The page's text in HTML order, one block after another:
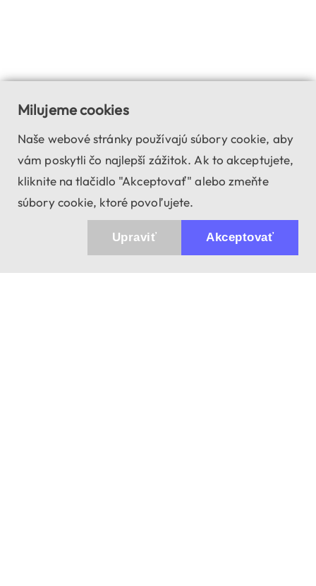
Milujeme cookies
Naše webové stránky používajú súbory cookie, aby
vám poskytli čo najlepší zážitok. Ak to akceptujete,
kliknite na tlačidlo "Akceptovať" alebo zmeňte
súbory cookie, ktoré povoľujete.
Akceptovať
Upraviť